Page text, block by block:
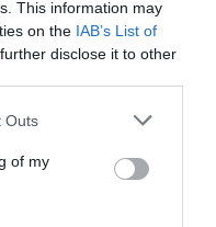
This information may
on the IAB’s List of
disclose it to other
Outs
of my
νέα για